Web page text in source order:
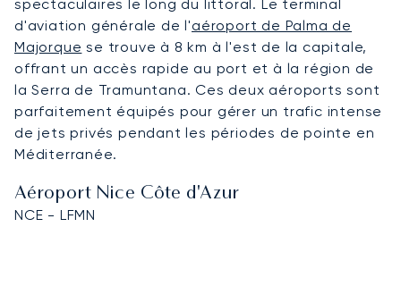
spectaculaires le long du littoral. Le terminal
d'aviation générale de l'aéroport de Palma de
Majorque se trouve à 8 km à l'est de la capitale,
offrant un accès rapide au port et à la région de
la Serra de Tramuntana. Ces deux aéroports sont
parfaitement équipés pour gérer un trafic intense
de jets privés pendant les périodes de pointe en
Méditerranée.
Aéroport Nice Côte d'Azur
NCE - LFMN